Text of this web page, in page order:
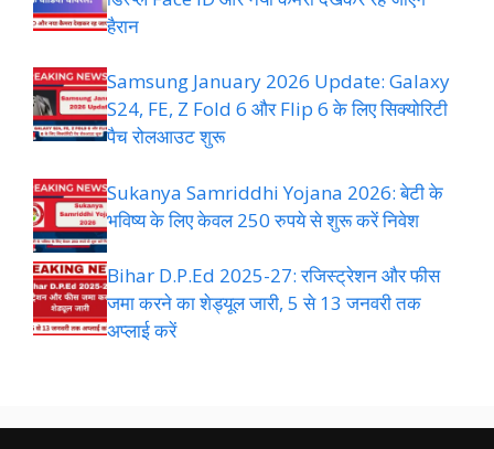
हैरान
Samsung January 2026 Update: Galaxy
S24, FE, Z Fold 6 और Flip 6 के लिए सिक्योरिटी
पैच रोलआउट शुरू
Sukanya Samriddhi Yojana 2026: बेटी के
भविष्य के लिए केवल 250 रुपये से शुरू करें निवेश
Bihar D.P.Ed 2025-27: रजिस्ट्रेशन और फीस
जमा करने का शेड्यूल जारी, 5 से 13 जनवरी तक
अप्लाई करें